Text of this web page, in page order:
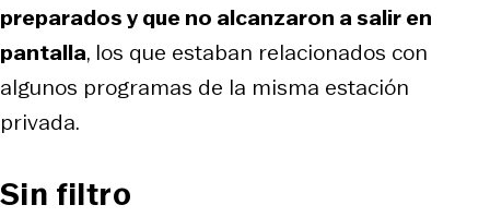
preparados y que no alcanzaron a salir en
pantalla, los que estaban relacionados con
algunos programas de la misma estación
privada.
Sin filtro